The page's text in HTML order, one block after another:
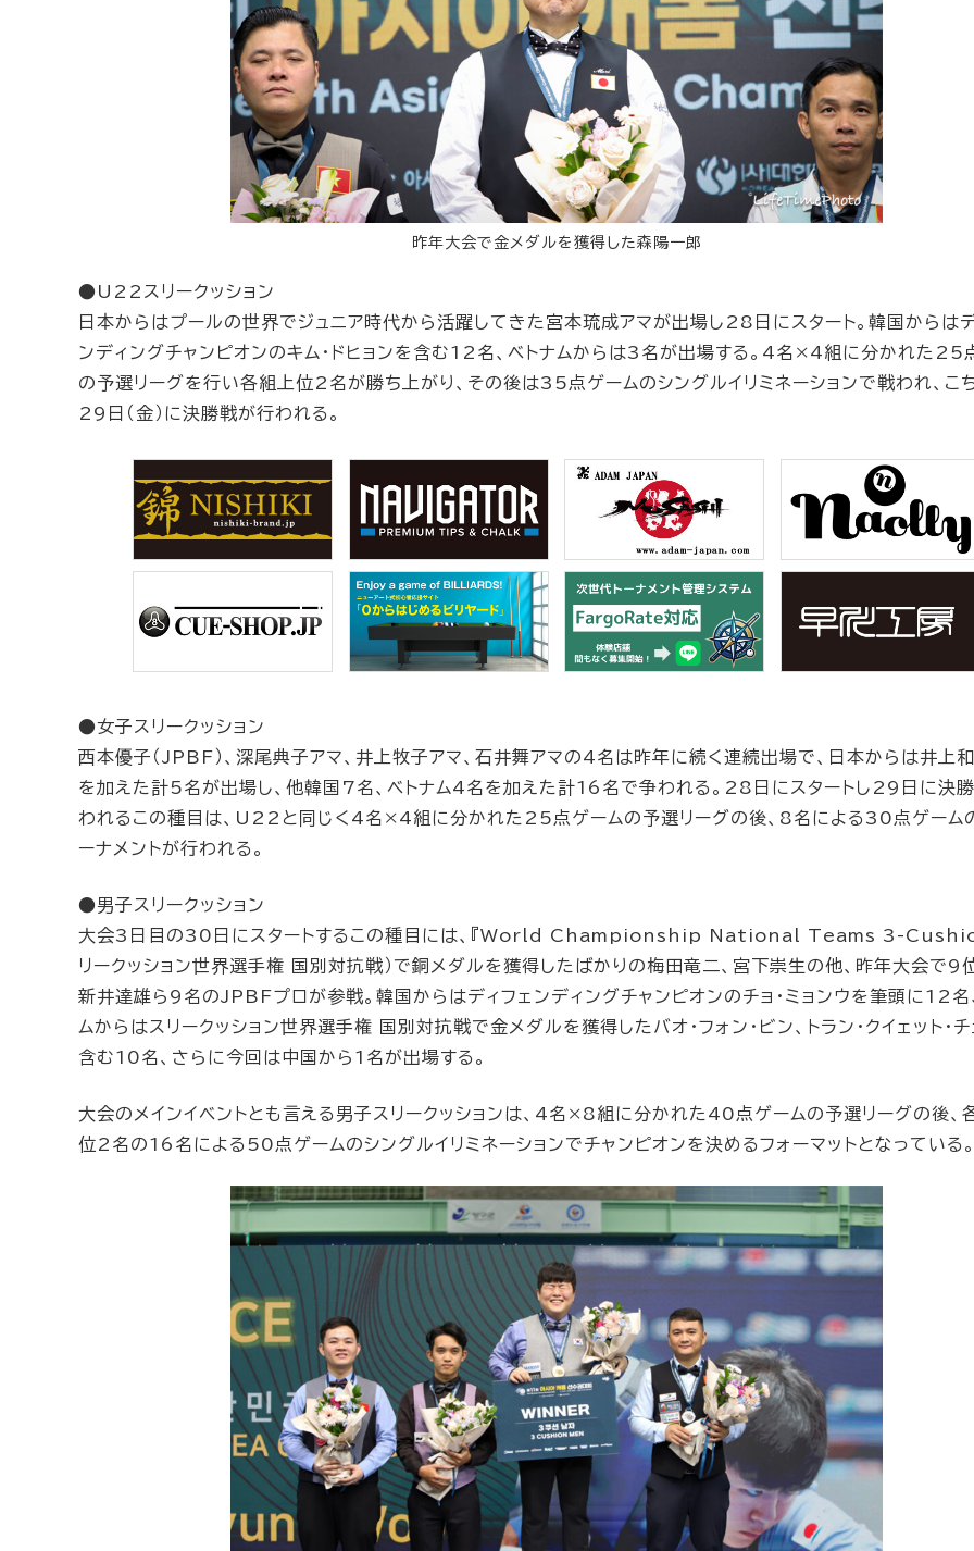
昨年大会で金メダルを獲得した森陽一郎
●U22スリークッション
日本からはプールの世界でジュニア時代から活躍してきた宮本琉成アマが出場し28日にスタート。韓国からはデ
ンディングチャンピオンのキム・ドヒョンを含む12名、ベトナムからは3名が出場する。4名×4組に分かれた25
の予選リーグを行い各組上位2名が勝ち上がり、その後は35点ゲームのシングルイリミネーションで戦われ、こ
29日（金）に決勝戦が行われる。
●女子スリークッション
西本優子（JPBF）、深尾典子アマ、井上牧子アマ、石井舞アマの4名は昨年に続く連続出場で、日本からは井上
を加えた計5名が出場し、他韓国7名、ベトナム4名を加えた計16名で争われる。28日にスタートし29日に決
われるこの種目は、U22と同じく4名×4組に分かれた25点ゲームの予選リーグの後、8名による30点ゲーム
ーナメントが行われる。
●男子スリークッション
大会3日目の30日にスタートするこの種目には、『World Championship National Teams 3-Cushion
リークッション世界選手権 国別対抗戦）で銅メダルを獲得したばかりの梅田竜二、宮下崇生の他、昨年大会で9
新井達雄ら9名のJPBFプロが参戦。韓国からはディフェンディングチャンピオンのチョ・ミョンウを筆頭に12名
ムからはスリークッション世界選手権 国別対抗戦で金メダルを獲得したバオ・フォン・ビン、トラン・クイェット・
含む10名、さらに今回は中国から1名が出場する。
大会のメインイベントとも言える男子スリークッションは、4名×8組に分かれた40点ゲームの予選リーグの後、
位2名の16名による50点ゲームのシングルイリミネーションでチャンピオンを決めるフォーマットとなっている。